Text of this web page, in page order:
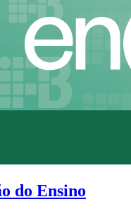
do Ensino